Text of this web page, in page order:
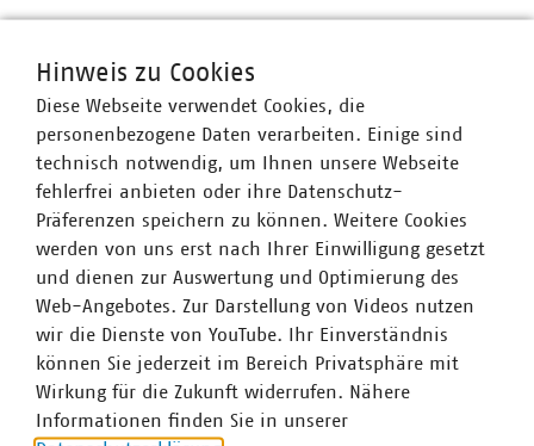
laden wir Sie zudem recht herzlich zur
Stadtsauberkeit ein. Diese wird am 20. Mai 2025 um
10:30 Uhr ebenfalls im DoubleTree by Hilton Berlin Ku
´damm stattfinden. (nur für Mitglieder)
Wir freuen uns darauf, mit Ihnen die aktuellen
Herausforderungen, Themen und Trends der
Abfallwirtschaft und Straßenreinigung am 20. und 21.
Mai 2025 in Berlin im DoubleTree by Hilton Berlin Ku
´damm zu diskutieren.
Schlagworte
Hinweis zu Cookies
Diese Webseite verwendet Cookies, die
personenbezogene Daten verarbeiten. Einige sind
technisch notwendig, um Ihnen unsere Webseite
fehlerfrei anbieten oder ihre Datenschutz-
Präferenzen speichern zu können. Weitere Cookies
werden von uns erst nach Ihrer Einwilligung gesetzt
und dienen zur Auswertung und Optimierung des
Web-Angebotes. Zur Darstellung von Videos nutzen
wir die Dienste von YouTube. Ihr Einverständnis
können Sie jederzeit im Bereich Privatsphäre mit
Wirkung für die Zukunft widerrufen. Nähere
Informationen finden Sie in unserer